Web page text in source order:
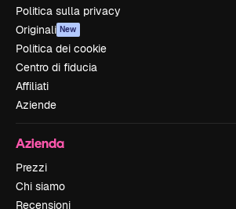
Politica sulla privacy
Originali New
Politica dei cookie
Centro di fiducia
Affiliati
Aziende
Azienda
Prezzi
Chi siamo
Recensioni